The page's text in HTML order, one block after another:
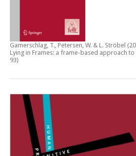
Gamerschlag, T., Petersen, W. & L. Ströbel
Lying in Frames: a frame-based approach
93)